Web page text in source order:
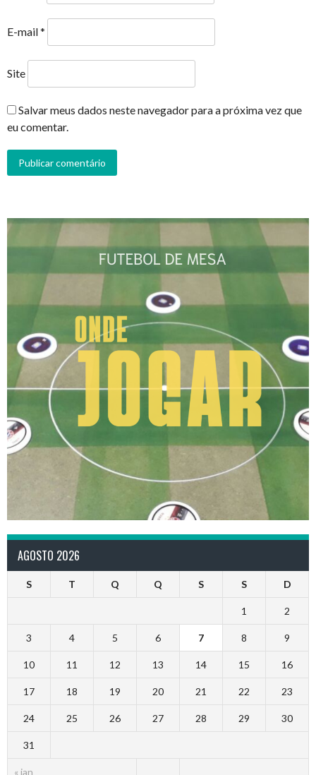
E-mail*
Site
Salvar meus dados neste navegador para a próxima vez que
eu comentar.
AGOSTO 2026
S T Q Q S S D
« jan
1 2
3 4 5 6 7 8 9
10 11 12 13 14 15 16
17 18 19 20 21 22 23
24 25 26 27 28 29 30
31